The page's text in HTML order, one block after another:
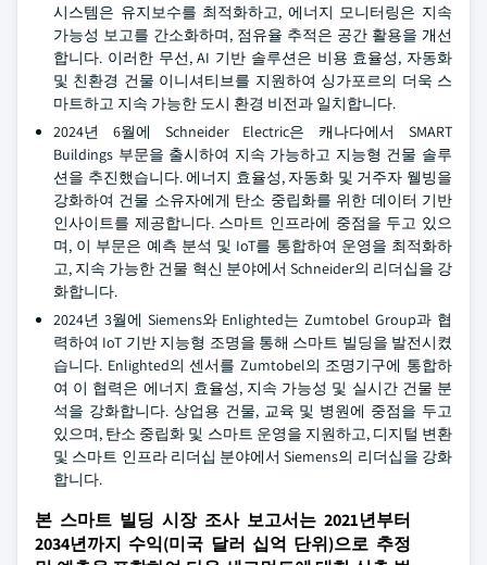
시스템은 유지보수를 최적화하고, 에너지 모니터링은 지속
가능성 보고를 간소화하며, 점유율 추적은 공간 활용을 개선
합니다. 이러한 무선, AI 기반 솔루션은 비용 효율성, 자동화
및 친환경 건물 이니셔티브를 지원하여 싱가포르의 더욱 스
마트하고 지속 가능한 도시 환경 비전과 일치합니다.
2024년 6월에 Schneider Electric은 캐나다에서 SMART
Buildings 부문을 출시하여 지속 가능하고 지능형 건물 솔루
션을 추진했습니다. 에너지 효율성, 자동화 및 거주자 웰빙을
강화하여 건물 소유자에게 탄소 중립화를 위한 데이터 기반
인사이트를 제공합니다. 스마트 인프라에 중점을 두고 있으
며, 이 부문은 예측 분석 및 IoT를 통합하여 운영을 최적화하
고, 지속 가능한 건물 혁신 분야에서 Schneider의 리더십을 강
화합니다.
2024년 3월에 Siemens와 Enlighted는 Zumtobel Group과 협
력하여 IoT 기반 지능형 조명을 통해 스마트 빌딩을 발전시켰
습니다. Enlighted의 센서를 Zumtobel의 조명기구에 통합하
여 이 협력은 에너지 효율성, 지속 가능성 및 실시간 건물 분
석을 강화합니다. 상업용 건물, 교육 및 병원에 중점을 두고
있으며, 탄소 중립화 및 스마트 운영을 지원하고, 디지털 변환
및 스마트 인프라 리더십 분야에서 Siemens의 리더십을 강화
합니다.
본 스마트 빌딩 시장 조사 보고서는 2021년부터
2034년까지 수익(미국 달러 십억 단위)으로 추정